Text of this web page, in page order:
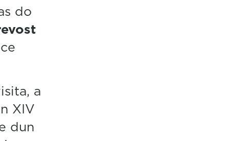
do
a
XIV
dun